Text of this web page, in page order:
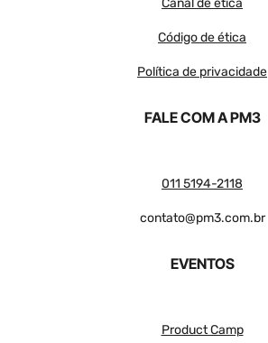
Código de ética
Política de privacidade
FALE COM A PM3
011 5194-2118
contato@pm3.com.br
EVENTOS
Product Camp